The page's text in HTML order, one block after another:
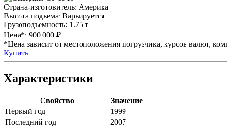
Страна-изготовитель: Америка
Высота подъема: Варьируется
Грузоподъемность: 1.75 т
Цена*: 900 000 ₽
*Цена зависит от местоположения погрузчика, курсов валют,
Купить
Характеристики
Свойство
Значение
Первый год
1999
Последний год
2007